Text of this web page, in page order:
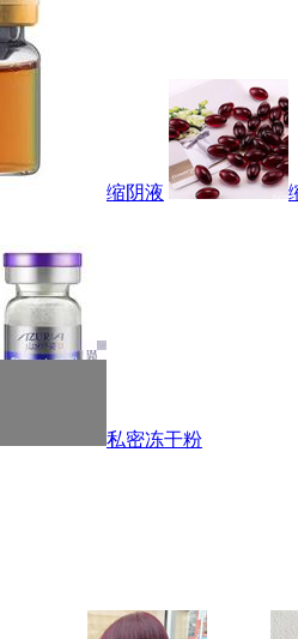
缩阴液
私密冻干粉